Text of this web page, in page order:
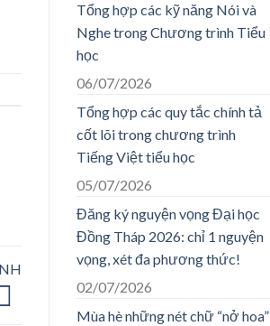
Tổng hợp các kỹ năng Nói và
Nghe trong Chương trình Tiểu
học
06/07/2026
Tổng hợp các quy tắc chính tả
cốt lõi trong chương trình
Tiếng Việt tiểu học
05/07/2026
Đăng ký nguyện vọng Đại học
Đồng Tháp 2026: chỉ 1 nguyện
vọng, xét đa phương thức!
02/07/2026
Mùa hè những nét chữ “nở hoa”